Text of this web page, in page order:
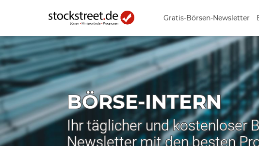
Gratis-Börsen-Newsletter
BÖRSE-INTERN
Ihr täglicher und kostenloser
Newsletter mit den besten